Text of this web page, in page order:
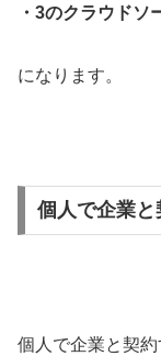
・3のクラウドソ
になります。
個人で企業と
個人で企業と契